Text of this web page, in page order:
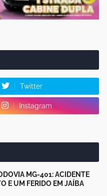
Twitter
Instagram
MG-401: ACIDENTE
E UM FERIDO EM JAÍBA